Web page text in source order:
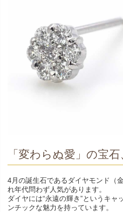
「変わらぬ愛」の宝
4月の誕生石であるダイヤモンド（
れ年代問わず人気があります。
ダイヤには“永遠の輝き”というキャ
ンチックな魅力を持っています。